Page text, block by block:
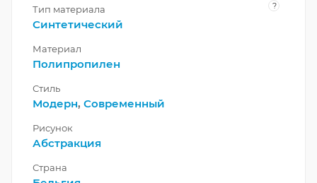
Тип материала ?
Синтетический
Материал
Полипропилен
Стиль
Модерн, Современный
Рисунок
Абстракция
Страна